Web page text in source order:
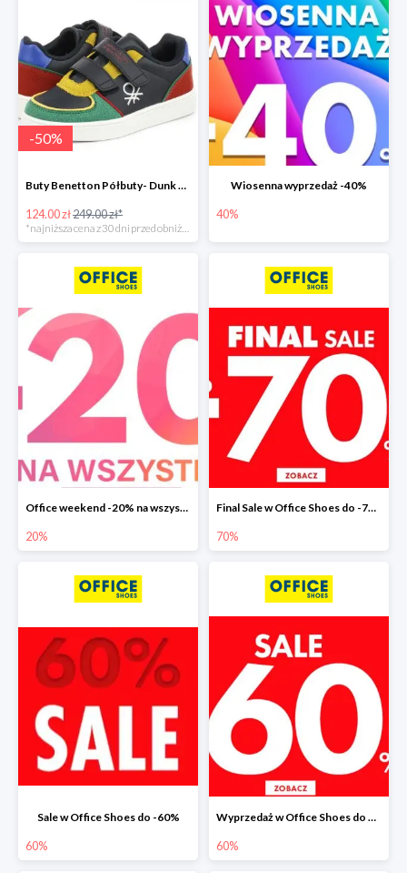
-50%
Buty Benetton Półbuty- Dunk Mx
124.00 zł249.00 zł*
Wiosenna wyprzedaż -40%
40%
Office weekend -20% na wszystko
20%
Final Sale w Office Shoes do -70%
70%
Sale w Office Shoes do -60%
60%
Wyprzedaż w Office Shoes do 60%
60%